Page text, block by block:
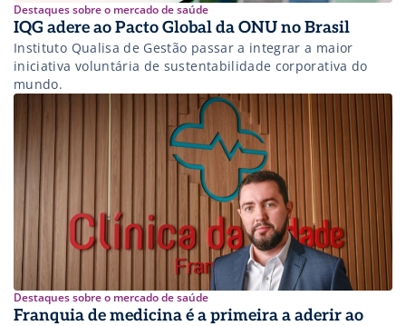
Destaques sobre o mercado de saúde
IQG adere ao Pacto Global da ONU no Brasil
Instituto Qualisa de Gestão passar a integrar a maior
iniciativa voluntária de sustentabilidade corporativa do
mundo.
Destaques sobre o mercado de saúde
Franquia de medicina é a primeira a aderir ao